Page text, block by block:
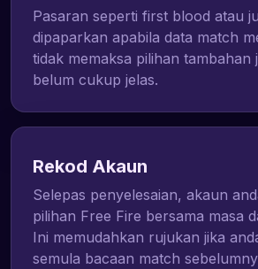
Pasaran seperti first blood atau
dipaparkan apabila data match
tidak memaksa pilihan tambahan
belum cukup jelas.
Rekod Akaun
Selepas penyelesaian, akaun
pilihan Free Fire bersama masa
Ini memudahkan rujukan jika
semula bacaan match